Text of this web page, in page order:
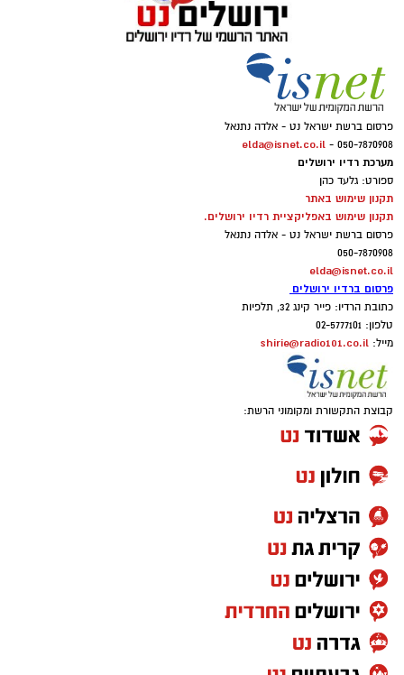
פרסום ברשת ישראל נט - אלדה נתנאל
050-7870908 -
elda@isnet.co.il
מערכת רדיו ירושלים
ספורט: גלעד כהן
תקנון שימוש באתר
תקנון שימוש באפליקציית רדיו ירושלים.
פרסום ברשת ישראל נט - אלדה נתנאל
050-7870908
elda@isnet.co.il
פרסום ברדיו ירושלים
כתובת הרדיו: פייר קינג 32, תלפיות
טלפון: 02-5777101
מייל: shirie@radio101.co.il
קבוצת התקשורת ומקומוני הרשת: